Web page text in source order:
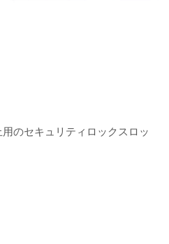
のセキュリティロックスロッ